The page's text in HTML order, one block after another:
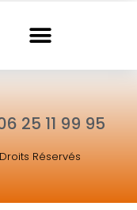
25 11 99 95
Réservés